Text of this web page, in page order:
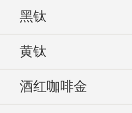
黑钛
黄钛
酒红咖啡金